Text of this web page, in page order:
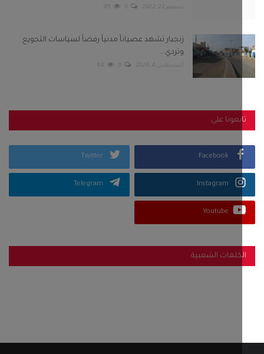
0
95
زنجبار تشهد عصياناً مدنياً رفضاً لسياسات التجويع
وتردي...
أغسطس 4, 2026 0
64
على
Facebook
Twitter
Instagram
Telegram
Youtube
الشعبية